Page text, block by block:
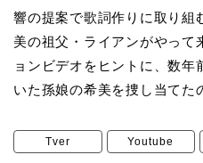
響の提案で歌詞作りに取り組
美の祖父・ライアンがやって
ョンビデオをヒントに、数年
いた孫娘の希美を捜し当てた
Tver Youtube